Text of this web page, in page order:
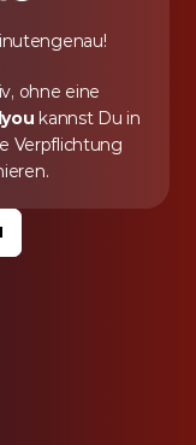
ohne eine
kannst Du in
Verpflichtung